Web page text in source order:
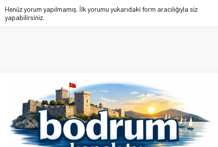
Henüz yorum yapılmamış. İlk yorumu yukarıdaki form aracılığıyla siz
yapabilirsiniz.